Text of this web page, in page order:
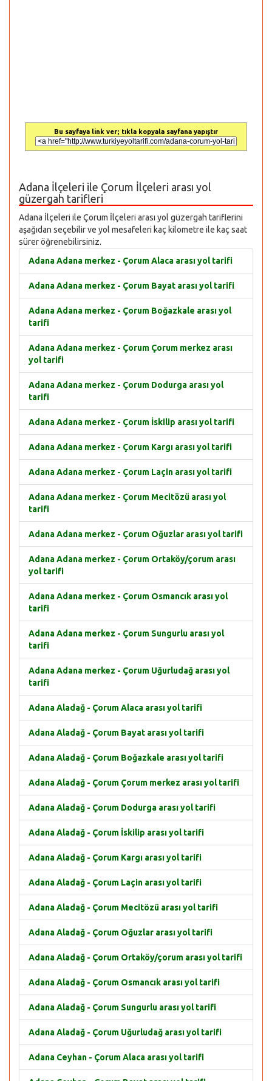
Bu sayfaya link ver; tıkla kopyala sayfana yapıştır
Adana İlçeleri ile Çorum İlçeleri arası yol
güzergah tarifleri
Adana İlçeleri ile Çorum İlçeleri arası yol güzergah tariflerini
aşağıdan seçebilir ve yol mesafeleri kaç kilometre ile kaç saat
sürer öğrenebilirsiniz.
Adana Adana merkez - Çorum Alaca arası yol tarifi
Adana Adana merkez - Çorum Bayat arası yol tarifi
Adana Adana merkez - Çorum Boğazkale arası yol
tarifi
Adana Adana merkez - Çorum Çorum merkez arası
yol tarifi
Adana Adana merkez - Çorum Dodurga arası yol
tarifi
Adana Adana merkez - Çorum İskilip arası yol tarifi
Adana Adana merkez - Çorum Kargı arası yol tarifi
Adana Adana merkez - Çorum Laçin arası yol tarifi
Adana Adana merkez - Çorum Mecitözü arası yol
tarifi
Adana Adana merkez - Çorum Oğuzlar arası yol tarifi
Adana Adana merkez - Çorum Ortaköy/çorum arası
yol tarifi
Adana Adana merkez - Çorum Osmancık arası yol
tarifi
Adana Adana merkez - Çorum Sungurlu arası yol
tarifi
Adana Adana merkez - Çorum Uğurludağ arası yol
tarifi
Adana Aladağ - Çorum Alaca arası yol tarifi
Adana Aladağ - Çorum Bayat arası yol tarifi
Adana Aladağ - Çorum Boğazkale arası yol tarifi
Adana Aladağ - Çorum Çorum merkez arası yol tarifi
Adana Aladağ - Çorum Dodurga arası yol tarifi
Adana Aladağ - Çorum İskilip arası yol tarifi
Adana Aladağ - Çorum Kargı arası yol tarifi
Adana Aladağ - Çorum Laçin arası yol tarifi
Adana Aladağ - Çorum Mecitözü arası yol tarifi
Adana Aladağ - Çorum Oğuzlar arası yol tarifi
Adana Aladağ - Çorum Ortaköy/çorum arası yol tarifi
Adana Aladağ - Çorum Osmancık arası yol tarifi
Adana Aladağ - Çorum Sungurlu arası yol tarifi
Adana Aladağ - Çorum Uğurludağ arası yol tarifi
Adana Ceyhan - Çorum Alaca arası yol tarifi